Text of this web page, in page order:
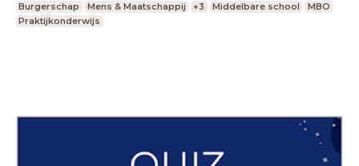
Burgerschap Mens & Maatschappij +3 Middelbare school
MBO
Praktijkonderwijs